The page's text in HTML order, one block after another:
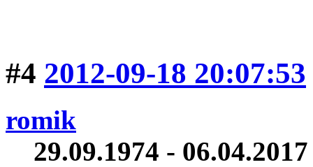
#4 2012-09-18 20:07:53
romik
29.09.1974 -